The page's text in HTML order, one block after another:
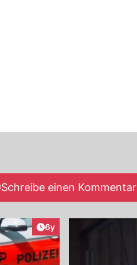
Schreibe einen Kommentar
Artikel veröffentlicht:
6y